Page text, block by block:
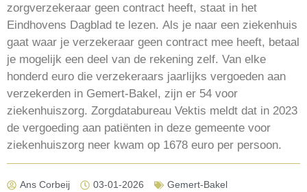
zorgverzekeraar geen contract heeft, staat in het
Eindhovens Dagblad te lezen. Als je naar een ziekenhuis
gaat waar je verzekeraar geen contract mee heeft, betaal
je mogelijk een deel van de rekening zelf. Van elke
honderd euro die verzekeraars jaarlijks vergoeden aan
verzekerden in Gemert-Bakel, zijn er 54 voor
ziekenhuiszorg. Zorgdatabureau Vektis meldt dat in 2023
de vergoeding aan patiënten in deze gemeente voor
ziekenhuiszorg neer kwam op 1678 euro per persoon.
Ans Corbeij 03-01-2026 Gemert-Bakel